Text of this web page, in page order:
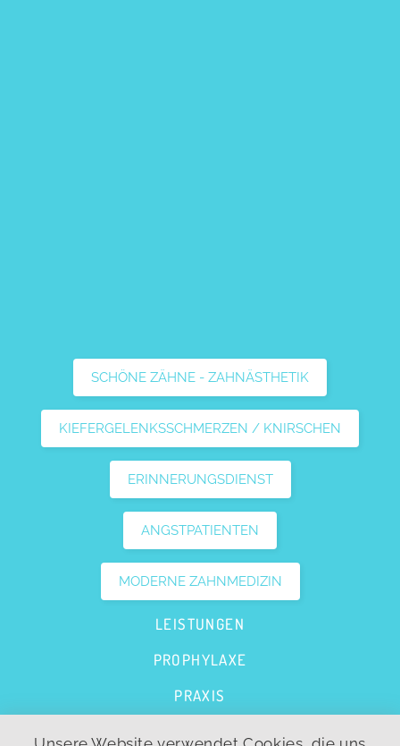
LEISTUNGEN
PROPHYLAXE
PRAXIS
SCHÖNE ZÄHNE - ZAHNÄSTHETIK
KIEFERGELENKSSCHMERZEN / KNIRSCHEN
ERINNERUNGSDIENST
ANGSTPATIENTEN
MODERNE ZAHNMEDIZIN